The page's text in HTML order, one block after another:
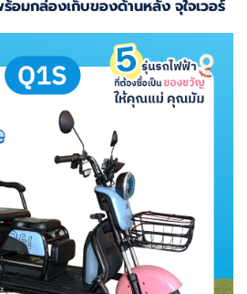
อมกล่องเก็บของด้านหลัง จุใจเวอร์